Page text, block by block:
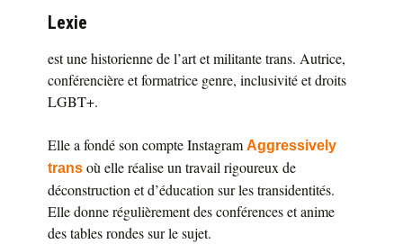
Lexie
est une historienne de l’art et militante trans. Autrice,
conférencière et formatrice genre, inclusivité et droits
LGBT+.
Elle a fondé son compte Instagram Aggressively
transoù elle réalise un travail rigoureux de
déconstruction et d’éducation sur les transidentités.
Elle donne régulièrement des conférences et anime
des tables rondes sur le sujet.